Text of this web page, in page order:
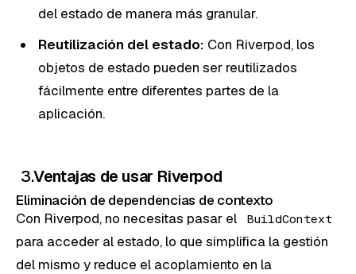
del estado de manera más granular.
Reutilización del estado: Con Riverpod, los
objetos de estado pueden ser reutilizados
fácilmente entre diferentes partes de la
aplicación.
3.Ventajas de usar Riverpod
Eliminación de dependencias de contexto
Con Riverpod, no necesitas pasar el
BuildContext
para acceder al estado, lo que simplifica la gestión
del mismo y reduce el acoplamiento en la